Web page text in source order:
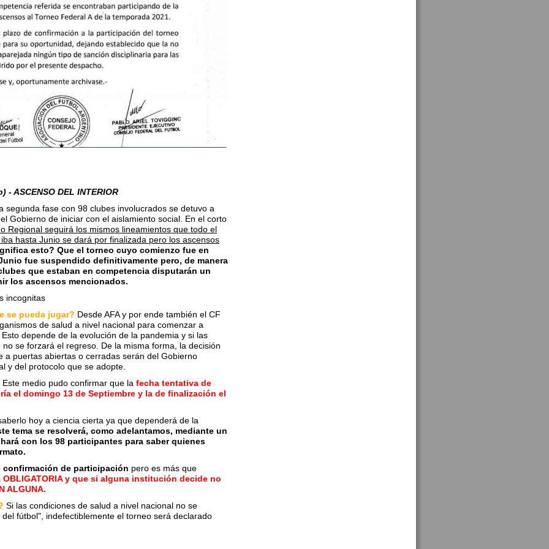
- ASCENSO DEL INTERIOR
segunda fase con 98 clubes involucrados se detuvo a
Gobierno de iniciar con el aislamiento social. En el corto
Regional seguirá los mismos lineamientos que todo el
hasta Junio se dará por finalizada pero los ascensos
esto? Que el torneo cuyo comienzo fue en
fue suspendido definitivamente pero, de manera
que estaban en competencia disputarán un
los ascensos mencionados.
incognitas
se pueda jugar? Desde AFA y por ende también el CF
de salud a nivel nacional para comenzar a
depende de la evolución de la pandemia y si las
se forzará el regreso. De la misma forma, la decisión
a puertas abiertas o cerradas serán del Gobierno
y del protocolo que se adopte.
Este medio pudo confirmar que la fecha tentativa de
el domingo 13 de Septiembre y la de finalización el
hoy a ciencia cierta ya que dependerá de la
tema se resolverá, como adelantamos, mediante un
con los 98 participantes para saber quienes
de participación pero es más que
OBLIGATORIA y que si alguna institución decide no
ALGUNA.
Si las condiciones de salud a nivel nacional no se
fútbol", indefectiblemente el torneo será declarado